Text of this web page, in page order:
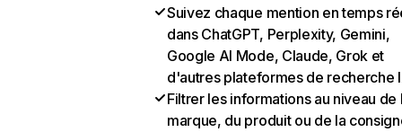
Suivez chaque mention en temps
dans ChatGPT, Perplexity, Gemini,
Google AI Mode, Claude, Grok et
d'autres plateformes de recherche
Filtrer les informations au niveau de
marque, du produit ou de la